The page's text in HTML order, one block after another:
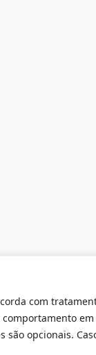
com
são opcionais.